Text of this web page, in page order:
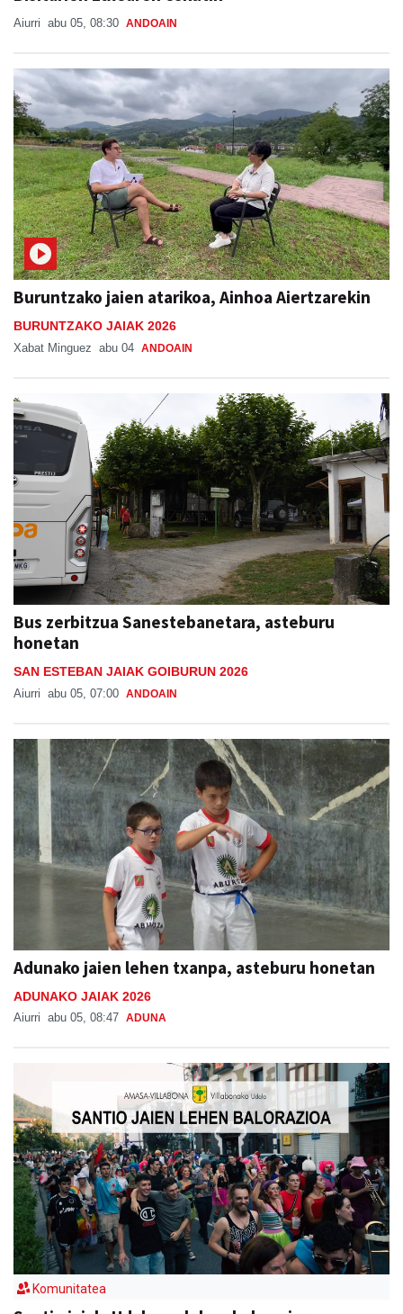
Aiurri abu 05, 08:30 ANDOAIN
Buruntzako jaien atarikoa, Ainhoa Aiertzarekin
BURUNTZAKO JAIAK 2026
Xabat Minguez abu 04 ANDOAIN
Bus zerbitzua Sanestebanetara, asteburu
honetan
SAN ESTEBAN JAIAK GOIBURUN 2026
Aiurri abu 05, 07:00 ANDOAIN
Adunako jaien lehen txanpa, asteburu honetan
ADUNAKO JAIAK 2026
Aiurri abu 05, 08:47 ADUNA
Komunitatea